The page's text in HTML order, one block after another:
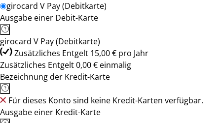
girocard V Pay (Debitkarte)
Ausgabe einer Debit-Karte
girocard V Pay (Debitkarte)
Zusätzliches Entgelt 15,00 € pro Jahr
Zusätzliches Entgelt 0,00 € einmalig
Bezeichnung der Kredit-Karte
Für dieses Konto sind keine Kredit-Karten verfügbar.
Ausgabe einer Kredit-Karte